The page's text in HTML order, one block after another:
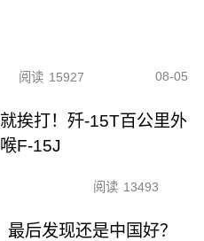
阅读 15927 08-05
挨打！歼-15T百公里外
F-15J
阅读 13493
后发现还是中国好？